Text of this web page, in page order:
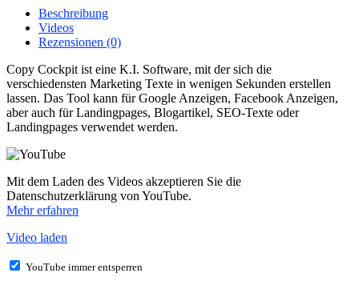
Beschreibung
Videos
Rezensionen (0)
Copy Cockpit ist eine K.I. Software, mit der sich die
verschiedensten Marketing Texte in wenigen Sekunden erstellen
lassen. Das Tool kann für Google Anzeigen, Facebook Anzeigen,
aber auch für Landingpages, Blogartikel, SEO-Texte oder
Landingpages verwendet werden.
Mit dem Laden des Videos akzeptieren Sie die
Datenschutzerklärung von YouTube.
Mehr erfahren
Video laden
YouTube immer entsperren